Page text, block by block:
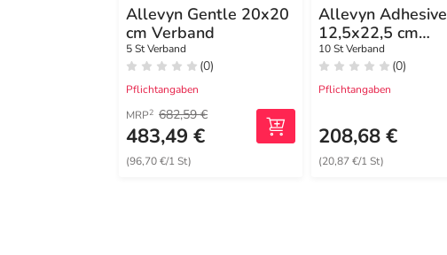
Allevyn Gentle 20x20
cm Verband
5 St Verband
(0)
Pflichtangaben
MRP2 682,59 €
483,49 €
(96,70 €/1 St)
Allevyn Adhesive
12,5x22,5 cm
haftende
Wundauflage
10 St Verband
(0)
Pflichtangaben
208,68 €
(20,87 €/1 St)